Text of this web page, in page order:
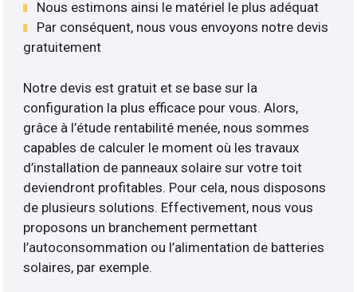
Nous estimons ainsi le matériel le plus adéquat
Par conséquent, nous vous envoyons notre devis
gratuitement
Notre devis est gratuit et se base sur la
configuration la plus efficace pour vous. Alors,
grâce à l’étude rentabilité menée, nous sommes
capables de calculer le moment où les travaux
d’installation de panneaux solaire sur votre toit
deviendront profitables. Pour cela, nous disposons
de plusieurs solutions. Effectivement, nous vous
proposons un branchement permettant
l’autoconsommation ou l’alimentation de batteries
solaires, par exemple.